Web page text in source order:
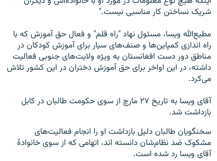
شریک نساختن کار مناسبی نیست."
مطیع‌الله ویسا، مسئول نهاد "راه قلم" و فعال حق آموزش که با
راه اندازی کمپاین‌ها و صنف‌های سیار برای آموزش کودکان در
مناطق دور دست افغانستان به ویژه ولایت‌های جنوبی فعالیت
داشته، در این اواخر برای حق آموزش دختران در این کشور تلاش
می‌کرد.
آقای ویسا به تاریخ ۲۷ مارچ از سوی حکومت طالبان در کابل
بازداشت شد.
سخنگویان طالبان دلیل بازداشت او را انجام فعالیت‌های
مشکوک ضد نظام‌شان دانسته اند، اتهامی که از سوی خانوادۀ
آقای ویسا رد شده است.